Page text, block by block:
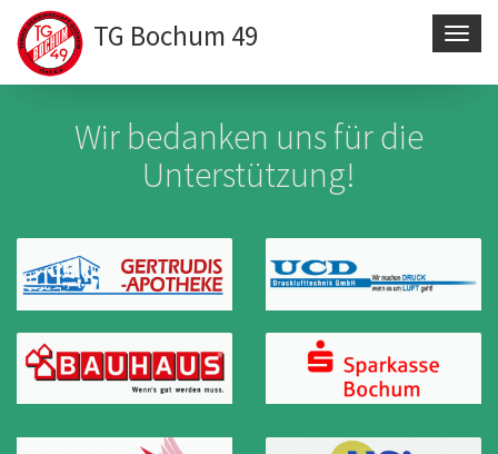
TG Bochum 49
Wir bedanken uns für die
Unterstützung!